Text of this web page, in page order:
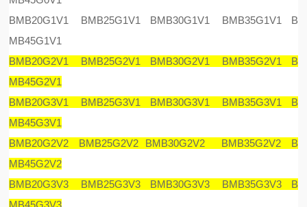
BMB20G1V1 BMB25G1V1 BMB30G1V1 BMB35G1V1 B
MB45G1V1
BMB20G2V1 BMB25G2V1 BMB30G2V1 BMB35G2V1 B
MB45G2V1
BMB20G3V1 BMB25G3V1 BMB30G3V1 BMB35G3V1 B
MB45G3V1
BMB20G2V2 BMB25G2V2 BMB30G2V2 BMB35G2V2 B
MB45G2V2
BMB20G3V3 BMB25G3V3 BMB30G3V3 BMB35G3V3 B
MB45G3V3